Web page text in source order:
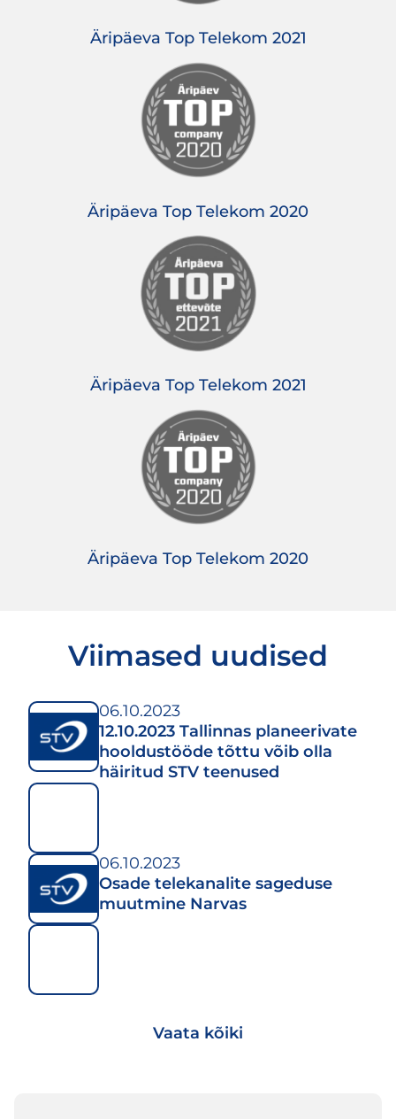
Äripäeva Top Telekom 2021
Äripäeva Top Telekom 2020
Äripäeva Top Telekom 2021
Äripäeva Top Telekom 2020
Viimased uudised
06.10.2023
12.10.2023 Tallinnas planeerivate
hooldustööde tõttu võib olla
häiritud STV teenused
06.10.2023
Osade telekanalite sageduse
muutmine Narvas
Vaata kõiki